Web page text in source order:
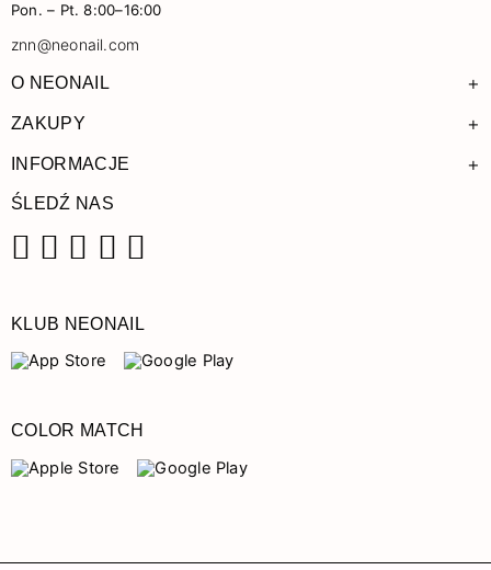
Pon. – Pt. 8:00–16:00
znn@neonail.com
O NEONAIL +
ZAKUPY +
INFORMACJE +
ŚLEDŹ NAS
KLUB NEONAIL
COLOR MATCH